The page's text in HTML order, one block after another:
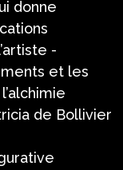
donne
-
et les
de Bollivier